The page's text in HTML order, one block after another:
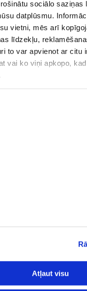
sociālo saziņas
datplūsmu.
vietni, mēs arī
līdzekļu,
to var apvienot ar citu
vai ko viņi apkopo,
Atļaut visu
māmiņu lutināšanas
Nodarbības citā laikā